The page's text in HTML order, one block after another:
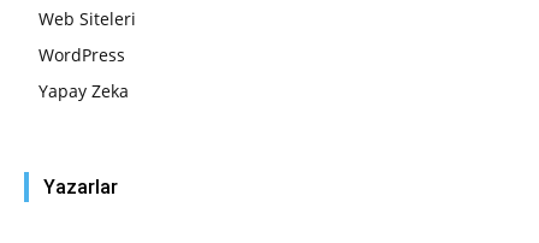
Web Siteleri
WordPress
Yapay Zeka
Yazarlar